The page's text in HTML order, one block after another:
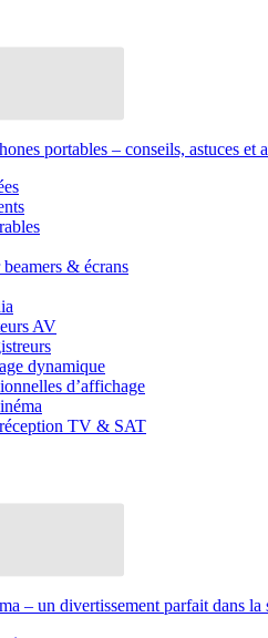
portables – conseils, astuces et
& écrans
AV
dynamique
d’affichage
TV & SAT
– un divertissement parfait dans la